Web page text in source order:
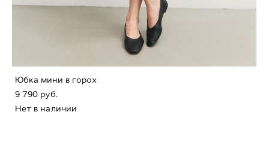
Юбка мини в горох
9 790 pуб.
Нет в наличии